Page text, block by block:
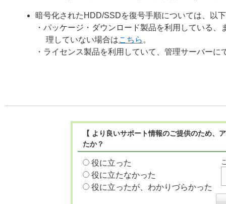
暗号化されたHDD/SSDを復号手順については、以
・パッケージ・ダウンロード製品を利用している
理していない場合はこちら 。
・ライセンス製品を利用していて、管理サーバー
【 より良いサポート情報のご提供のため
たか？
役に立った
役に立たなかった
役に立ったが、わかりづらかった